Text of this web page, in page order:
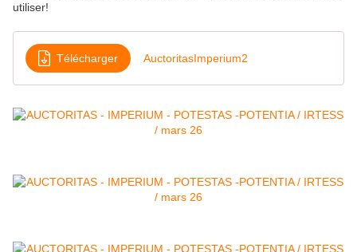
utiliser!
Télécharger AuctoritasImperium2